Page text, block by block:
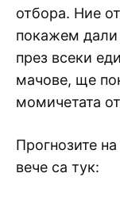
отбора. Ние
покажем дали
през всеки
мачове, ще
момичетата
Прогнозите
вече са тук: